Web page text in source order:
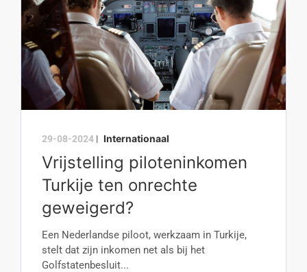
29-08-2024 | Internationaal
Vrijstelling piloteninkomen
Turkije ten onrechte
geweigerd?
Een Nederlandse piloot, werkzaam in Turkije,
stelt dat zijn inkomen net als bij het
Golfstatenbesluit...